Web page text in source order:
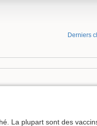
Derniers
La plupart sont des